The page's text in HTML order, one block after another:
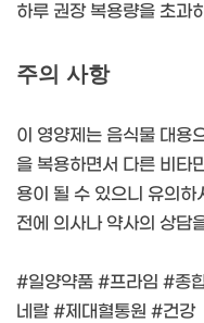
하루 권장 복용량을 초과
주의 사항
이 영양제는 음식물 대용
을 복용하면서 다른 비타
용이 될 수 있으니 유의하
전에 의사나 약사의 상담
#일양약품 #프라임 #종
네랄 #제대혈통원 #건강